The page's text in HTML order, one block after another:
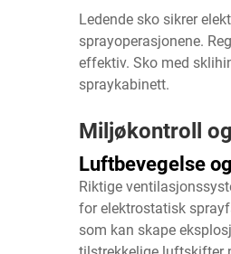
Ledende sko sikrer
sprayoperasjonene.
effektiv. Sko med
spraykabinett.
Miljøkontroll
Luftbevegelse
Riktige
for elektrostatisk
som kan skape